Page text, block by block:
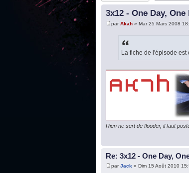
3x12 - One Day,
parAkah » Mar 25 Mars 2008
La fiche de l'épisode est
Rien ne sert de flooder, il faut
Re: 3x12 - One Day,
parJack » Dim 15 Août 2010